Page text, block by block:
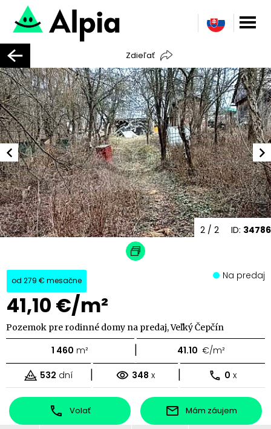
Zdieľať
ID: 34786
2 / 2
od 279 € mesačne
41,10 €/m²
Na predaj
Pozemok pre rodinné domy na predaj, Veľký Čepčín
1 460 m² | 41.10 €/m²
532 dní | 348 x | 0 x
Volať Mám záujem